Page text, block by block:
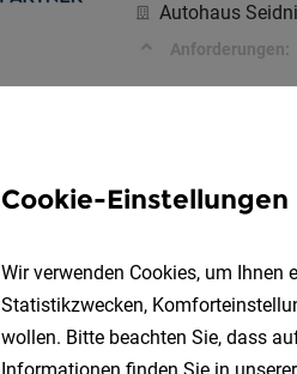
Autohaus
Anforderungen:
Herbert
Cookie-Einstellungen
Wir verwenden Cookies, um Ihnen
Statistikzwecken,
wollen. Bitte beachten Sie, dass
Informationen finden Sie in unserer